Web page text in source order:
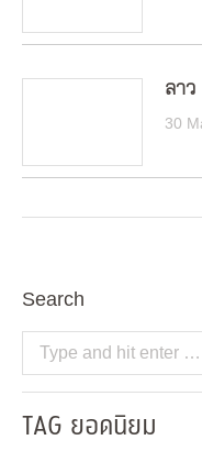
ลาว
30
Search
Search:
TAG ยอดนิยม